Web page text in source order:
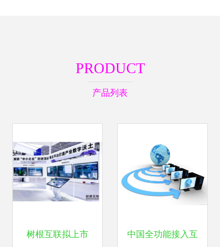
PRODUCT
产品列表
树根互联拟上市 中国全功能接入互